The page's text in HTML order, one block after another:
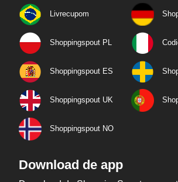
Livrecupom
Shoppingspout PL
Shoppingspout ES
Shoppingspout UK
Shoppingspout NO
Download de app